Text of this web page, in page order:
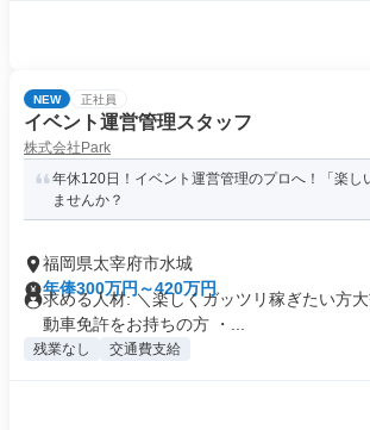
NEW 正社員
イベント運営管理スタッフ
株式会社Park
年休120日！イベント運営管理のプロへ！「楽し
ませんか？
福岡県太宰府市水城
年俸300万円～420万円
求める人材: ＼楽しくガッツリ稼ぎたい方
動車免許をお持ちの方 ・...
残業なし 交通費支給